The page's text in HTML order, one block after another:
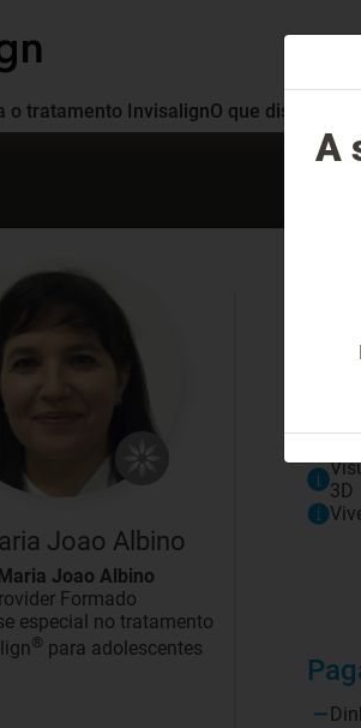
o tratamento InvisalignO que distingue
Joao Albino
Joao Albino
Formado
especial no tratamento
® para adolescentes
O
3D
A